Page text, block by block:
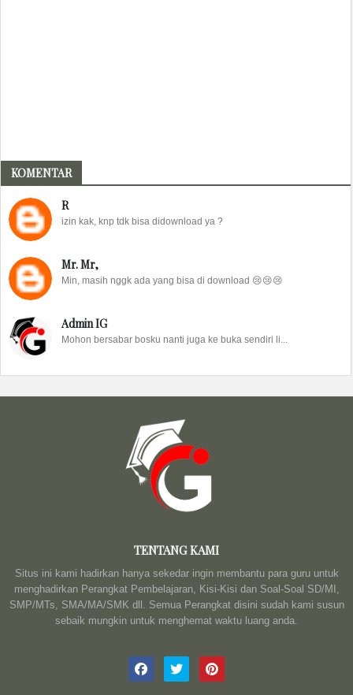
KOMENTAR
R
izin kak, knp tdk bisa didownload ya ?
Mr. Mr,
Min, masih nggk ada yang bisa di download 😢😢😢
Admin IG
Mohon bersabar bosku nanti juga ke buka sendiri li...
TENTANG KAMI
Situs ini kami hadirkan hanya sekedar ingin membantu para guru untuk
menghadirkan Perangkat Pembelajaran, Kisi-Kisi dan Soal-Soal SD/MI,
SMP/MTs, SMA/MA/SMK dll. Semua Perangkat disini sudah kami susun
sebaik mungkin untuk menghemat waktu luang anda.